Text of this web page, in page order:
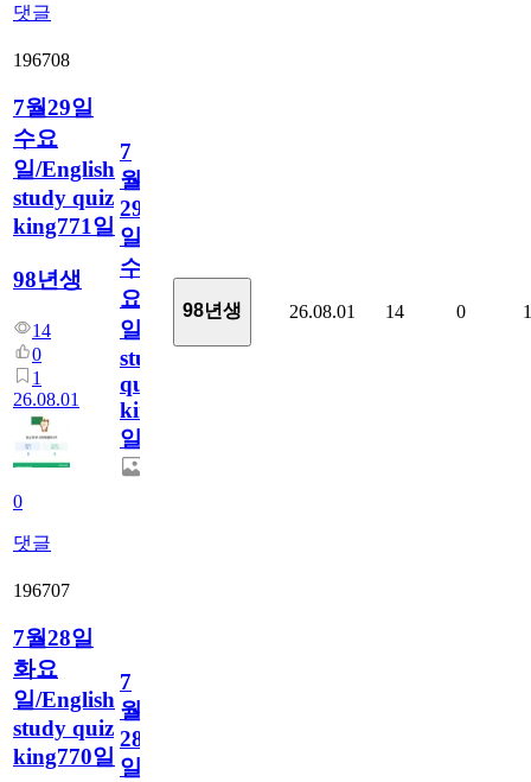
댓글
196708
7월29일
수요
일/English
study quiz
king771일
98년생
14
0
1
26.08.01
0
댓글
7
월
29
일
수
요
일/English
study
quiz
king771
일
98년생 26.08.01 14 0 1
196707
7월28일
화요
일/English
study quiz
king770일
7
월
28
일